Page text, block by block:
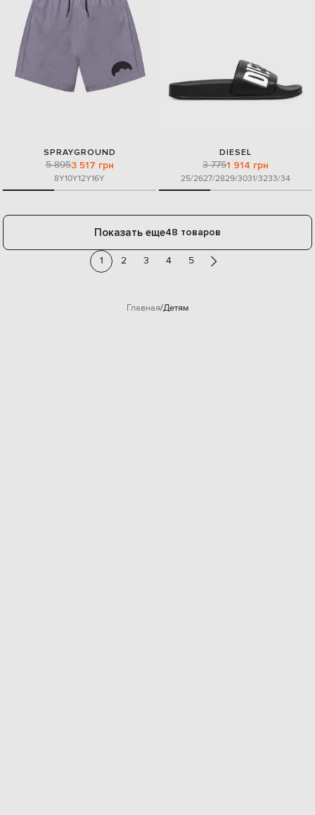
SPRAYGROUND
5 8953 517 грн
8Y10Y12Y16Y
DIESEL
3 7751 914 грн
25/2627/2829/3031/3233/34
Показать еще48 товаров
1 2 3 4 5
Главная Детям